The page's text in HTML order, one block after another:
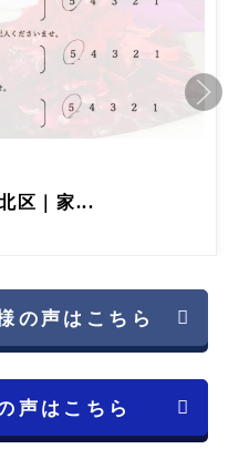
区｜家...
の声はこちら
声はこちら